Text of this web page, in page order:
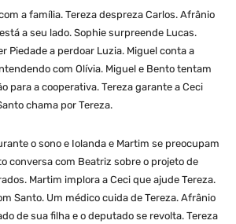
a família. Tereza despreza Carlos. Afrânio
a seu lado. Sophie surpreende Lucas.
Piedade a perdoar Luzia. Miguel conta a
com Olívia. Miguel e Bento tentam
para a cooperativa. Tereza garante a Ceci
chama por Tereza.
o sono e Iolanda e Martim se preocupam
conversa com Beatriz sobre o projeto de
Martim implora a Ceci que ajude Tereza.
Santo. Um médico cuida de Tereza. Afrânio
de sua filha e o deputado se revolta. Tereza